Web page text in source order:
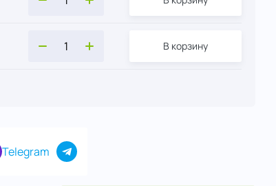
В корзину
Telegram